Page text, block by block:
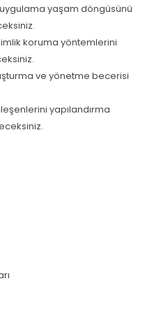
yaşam döngüsünü
koruma yöntemlerini
ve yönetme becerisi
yapılandırma